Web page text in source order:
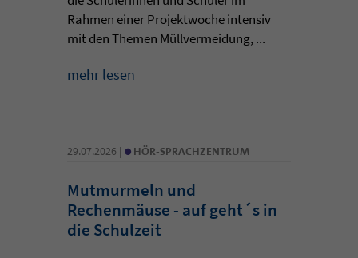
Rahmen einer Projektwoche intensiv
mit den Themen Müllvermeidung, ...
mehr lesen
29.07.2026 | • HÖR-SPRACHZENTRUM
Mutmurmeln und
Rechenmäuse - auf geht´s in
die Schulzeit